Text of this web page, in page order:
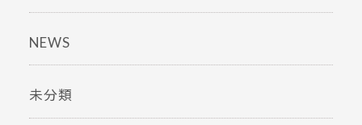
NEWS
未分類